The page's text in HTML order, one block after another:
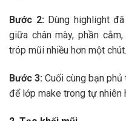
Bước 2:Dùng highlight đã
giữa chân mày, phần
tróp mũi nhiều hơn một chút.
Bước 3: Cuối cùng bạn
để lớp make trong tự nhiên